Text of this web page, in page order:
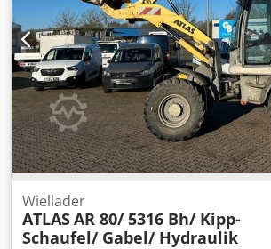
Wiellader
ATLASAR 80/ 5316 Bh/ Kipp-
Schaufel/ Gabel/ Hydraulik